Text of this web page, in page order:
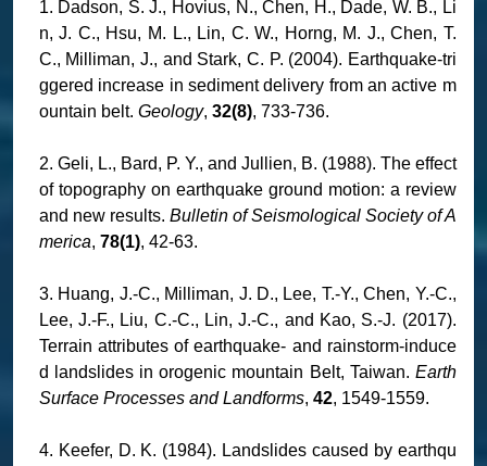
1. Dadson, S. J., Hovius, N., Chen, H., Dade, W. B., Li
n, J. C., Hsu, M. L., Lin, C. W., Horng, M. J., Chen, T.
C., Milliman, J., and Stark, C. P. (2004). Earthquake-tri
ggered increase in sediment delivery from an active m
ountain belt. Geology, 32(8), 733-736.
2. Geli, L., Bard, P. Y., and Jullien, B. (1988). The effect
of topography on earthquake ground motion: a review
and new results. Bulletin of Seismological Society of A
merica, 78(1), 42-63.
3. Huang, J.-C., Milliman, J. D., Lee, T.-Y., Chen, Y.-C.,
Lee, J.-F., Liu, C.-C., Lin, J.-C., and Kao, S.-J. (2017).
Terrain attributes of earthquake- and rainstorm-induce
d landslides in orogenic mountain Belt, Taiwan. Earth
Surface Processes and Landforms, 42, 1549-1559.
4. Keefer, D. K. (1984). Landslides caused by earthqu